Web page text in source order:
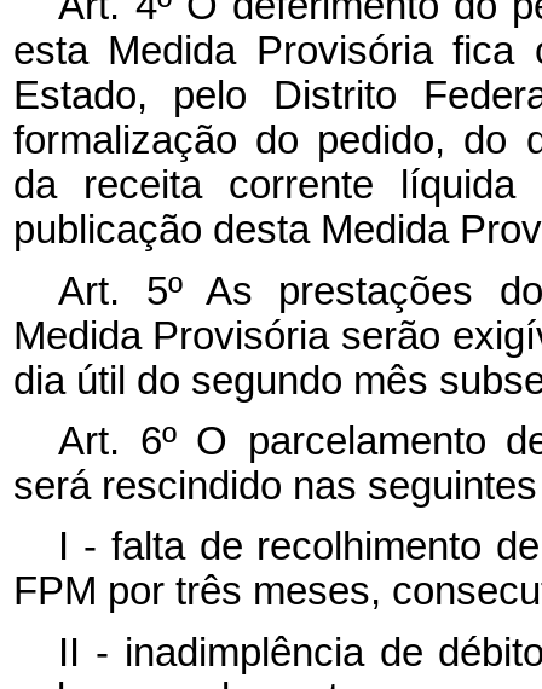
esta Medida Provisória fica
Estado, pelo Distrito
formalização do pedido, do
da receita corrente
publicação desta Medida
Art. 5º As prestações
Medida Provisória serão
dia útil do segundo mês
Art. 6º O parcelamento
será rescindido nas
I - falta de recolhimento
FPM por três meses,
II - inadimplência de